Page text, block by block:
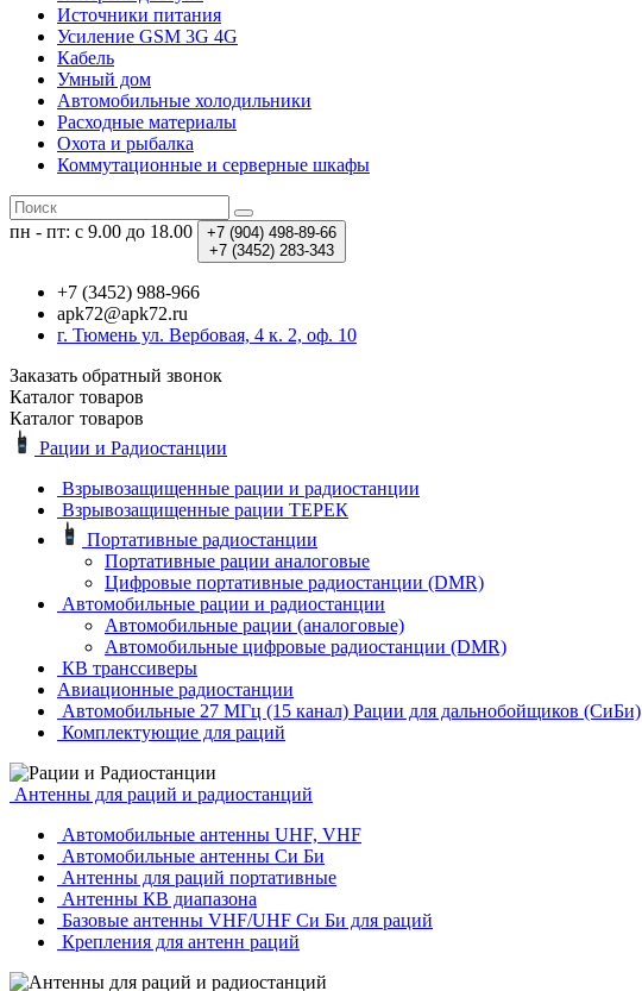
Источники питания
Усиление GSM 3G 4G
Кабель
Умный дом
Автомобильные холодильники
Расходные материалы
Охота и рыбалка
Коммутационные и серверные шкафы
пн - пт: с 9.00 до 18.00 +7 (904) 498-89-66
+7 (3452) 283-343
+7 (3452) 988-966
apk72@apk72.ru
г. Тюмень ул. Вербовая, 4 к. 2, оф. 10
Заказать обратный звонок
Каталог товаров
Каталог товаров
Рации и Радиостанции
Взрывозащищенные рации и радиостанции
Взрывозащищенные рации ТЕРЕК
Портативные радиостанции
Портативные рации аналоговые
Цифровые портативные радиостанции (DMR)
Автомобильные рации и радиостанции
Автомобильные рации (аналоговые)
Автомобильные цифровые радиостанции (DMR)
КВ транссиверы
Авиационные радиостанции
Автомобильные 27 МГц (15 канал) Рации для дальнобойщиков (СиБи)
Комплектующие для раций
Антенны для раций и радиостанций
Автомобильные антенны UHF, VHF
Автомобильные антенны Си Би
Антенны для раций портативные
Антенны КВ диапазона
Базовые антенны VHF/UHF Си Би для раций
Крепления для антенн раций